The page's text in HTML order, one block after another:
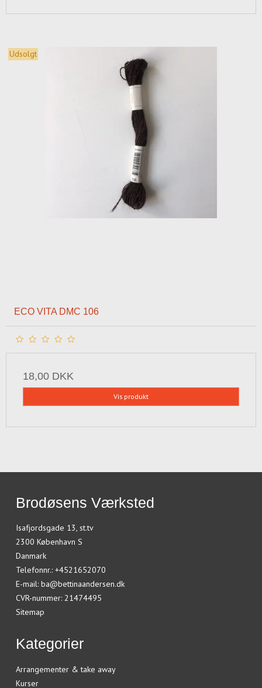
Udsolgt
ECO VITA DMC 106
18,00 DKK
Vis produkt
Brodøsens Værksted
Isafjordsgade 13, st.tv
2300 København S
Danmark
Telefonnr.: +4521652070
E-mail: ba@bettinaandersen.dk
CVR-nummer: 21474495
Sitemap
Kategorier
Arrangementer & take away
Kurser